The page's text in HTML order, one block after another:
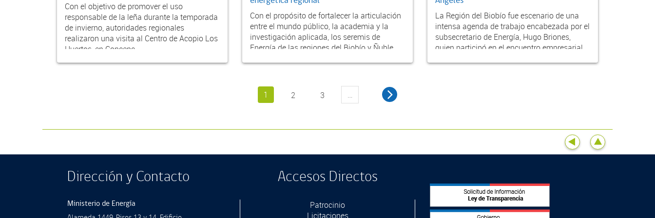
Con el objetivo de promover el uso
responsable de la leña durante la temporada
de invierno, autoridades regionales
realizaron una visita al Centro de Acopio Los
Huertos, en Concepc...
Con el propósito de fortalecer la articulación
entre el mundo público, la academia y la
investigación aplicada, los seremis de
Energía de las regiones del Biobío y Ñuble
La Región del Biobío fue escenario de una
intensa agenda de trabajo encabezada por el
subsecretario de Energía, Hugo Briones,
quien participó en el encuentro empresarial
1 2 3 …
Dirección y Contacto
Ministerio de Energía
Accesos Directos
Patrocinio
Licitaciones